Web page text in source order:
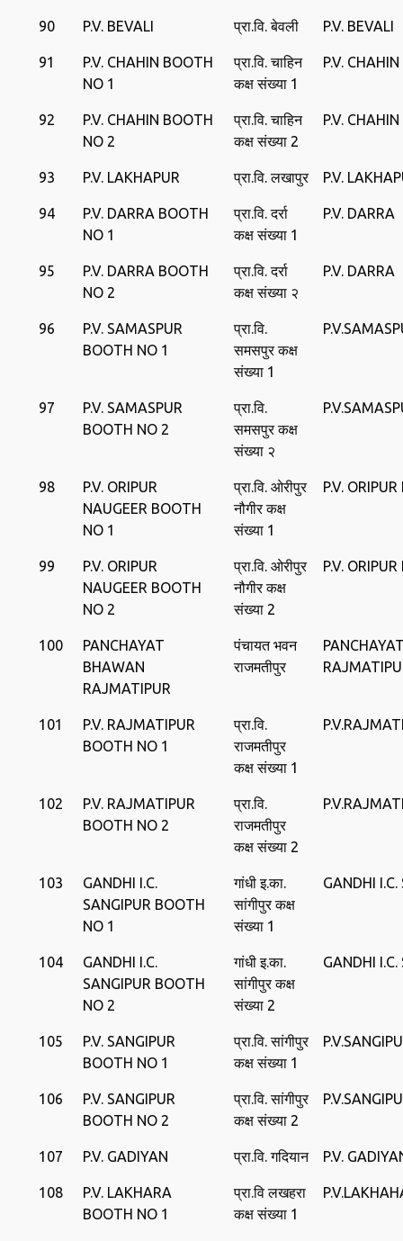
90 P.V. BEVALI प्रा.वि. बेवली P.V. BEVALI
91
P.V. CHAHIN BOOTH
NO 1
प्रा.वि. चाहिन
कक्ष संख्या 1
P.V. CHAHIN
92
P.V. CHAHIN BOOTH
NO 2
प्रा.वि. चाहिन
कक्ष संख्या 2
P.V. CHAHIN
93 P.V. LAKHAPUR प्रा.वि. लखापुर P.V.
94
P.V. DARRA BOOTH
NO 1
प्रा.वि. दर्रा
कक्ष संख्या 1
P.V. DARRA
95
P.V. DARRA BOOTH
NO 2
प्रा.वि. दर्रा
कक्ष संख्या २
P.V. DARRA
96
P.V. SAMASPUR
BOOTH NO 1
प्रा.वि.
समसपुर कक्ष
संख्या 1
97
P.V. SAMASPUR
BOOTH NO 2
प्रा.वि.
समसपुर कक्ष
संख्या २
98
P.V. ORIPUR
NAUGEER BOOTH
NO 1
प्रा.वि. ओरीपुर
नौगीर कक्ष
संख्या 1
P.V.
99
P.V. ORIPUR
NAUGEER BOOTH
NO 2
प्रा.वि. ओरीपुर
नौगीर कक्ष
संख्या 2
P.V.
100
PANCHAYAT
BHAWAN
RAJMATIPUR
पंचायत भवन
राजमतीपुर
101
P.V. RAJMATIPUR
BOOTH NO 1
प्रा.वि.
राजमतीपुर
कक्ष संख्या 1
102
P.V. RAJMATIPUR
BOOTH NO 2
प्रा.वि.
राजमतीपुर
कक्ष संख्या 2
103
GANDHI I.C.
SANGIPUR BOOTH
NO 1
गांधी इ.का.
सांगीपुर कक्ष
संख्या 1
GANDHI I.C.
104
GANDHI I.C.
SANGIPUR BOOTH
NO 2
गांधी इ.का.
सांगीपुर कक्ष
संख्या 2
GANDHI I.C.
105
P.V. SANGIPUR
BOOTH NO 1
प्रा.वि. सांगीपुर
कक्ष संख्या 1
106
P.V. SANGIPUR
BOOTH NO 2
प्रा.वि. सांगीपुर
कक्ष संख्या 2
107 P.V. GADIYAN प्रा.वि. गदियान P.V.
108
P.V. LAKHARA
BOOTH NO 1
प्रा.वि लखहरा
कक्ष संख्या 1